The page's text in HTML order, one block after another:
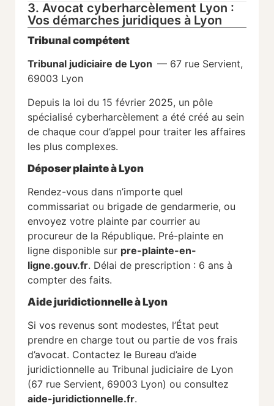
3. Avocat cyberharcèlement Lyon :
Vos démarches juridiques à Lyon
Tribunal compétent
Tribunal judiciaire de Lyon — 67 rue Servient,
69003 Lyon
Depuis la loi du 15 février 2025, un pôle
spécialisé cyberharcèlement a été créé au sein
de chaque cour d’appel pour traiter les affaires
les plus complexes.
Déposer plainte à Lyon
Rendez-vous dans n’importe quel
commissariat ou brigade de gendarmerie, ou
envoyez votre plainte par courrier au
procureur de la République. Pré-plainte en
ligne disponible sur pre-plainte-en-
ligne.gouv.fr. Délai de prescription : 6 ans à
compter des faits.
Aide juridictionnelle à Lyon
Si vos revenus sont modestes, l’État peut
prendre en charge tout ou partie de vos frais
d’avocat. Contactez le Bureau d’aide
juridictionnelle au Tribunal judiciaire de Lyon
(67 rue Servient, 69003 Lyon) ou consultez
aide-juridictionnelle.fr.